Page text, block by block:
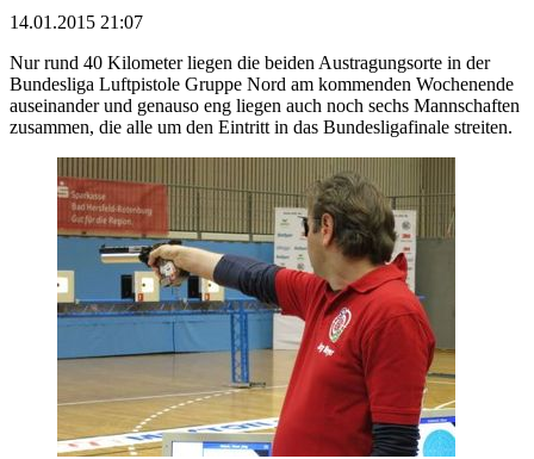
14.01.2015 21:07
Nur rund 40 Kilometer liegen die beiden Austragungsorte in der
Bundesliga Luftpistole Gruppe Nord am kommenden Wochenende
auseinander und genauso eng liegen auch noch sechs Mannschaften
zusammen, die alle um den Eintritt in das Bundesligafinale streiten.